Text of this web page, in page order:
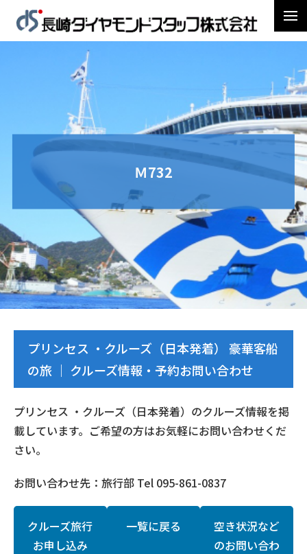
Ｍ732
トップページ Ｍ732
プリンセス ・クルーズ（日本発着） 豪華客船
の旅 ｜ クルーズ情報・予約お問い合わせ
プリンセス ・クルーズ（日本発着）のクルーズ情報を掲
載しています。ご希望の方はお気軽にお問い合わせくだ
さい。
お問い合わせ先：旅行部 Tel 095-861-0837
クルーズ旅行
お申し込み
一覧に戻る
空き状況など
のお問い合わ